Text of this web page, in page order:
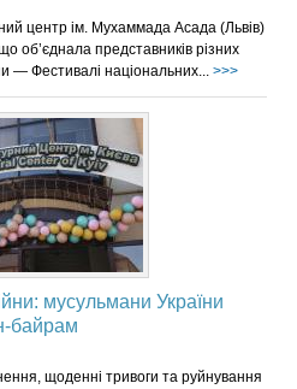
центр ім. Мухаммада Асада (Львів)
об’єднала представників різних
— Фестивалі національних... >>>
мусульмани України
байрам
щоденні тривоги та руйнування